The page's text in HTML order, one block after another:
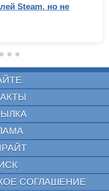
Steam, но не
СОГЛАШЕНИЕ